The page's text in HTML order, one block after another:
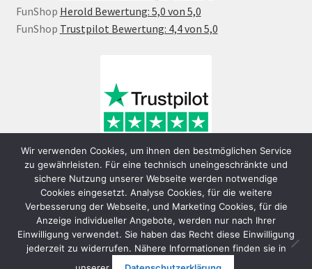
FunShop Herold Bewertung: 5,0 von 5,0
FunShop Trustpilot Bewertung: 4,4 von 5,0
© FunShop Wien - Hochqualitative Elektromobilität 2026
Wir verwenden Cookies, um ihnen den bestmöglichen Service
zu gewährleisten. Für eine technisch uneingeschränkte und
sichere Nutzung unserer Webseite werden notwendige
Cookies eingesetzt. Analyse Cookies, für die weitere
Verbesserung der Webseite, und Marketing Cookies, für die
Anzeige individueller Angebote, werden nur nach Ihrer
Einwilligung verwendet. Sie haben das Recht diese Einwilligung
jederzeit zu widerrufen. Nähere Informationen finden sie in